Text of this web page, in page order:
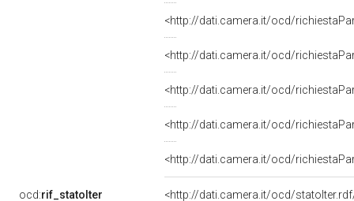
<http://dati.camera.it/ocd/
<http://dati.camera.it/ocd/
<http://dati.camera.it/ocd/
<http://dati.camera.it/ocd/
<http://dati.camera.it/ocd/
ocd:rif_statoIter <http://dati.camera.it/ocd/